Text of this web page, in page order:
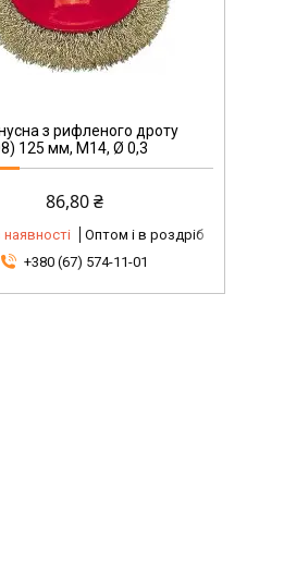
з рифленого дроту
125 мм, М14, Ø 0,3
86,80 ₴
Оптом і в роздріб
+380 (67) 574-11-01